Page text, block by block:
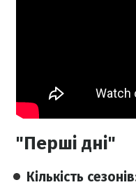
"Перші дні"
Кількість сезонів